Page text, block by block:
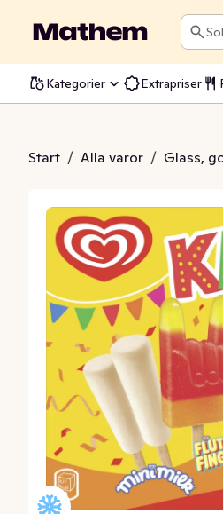
Sök
Kategorier Extrapriser
Start / Alla varor / Glass,
Kids Mix